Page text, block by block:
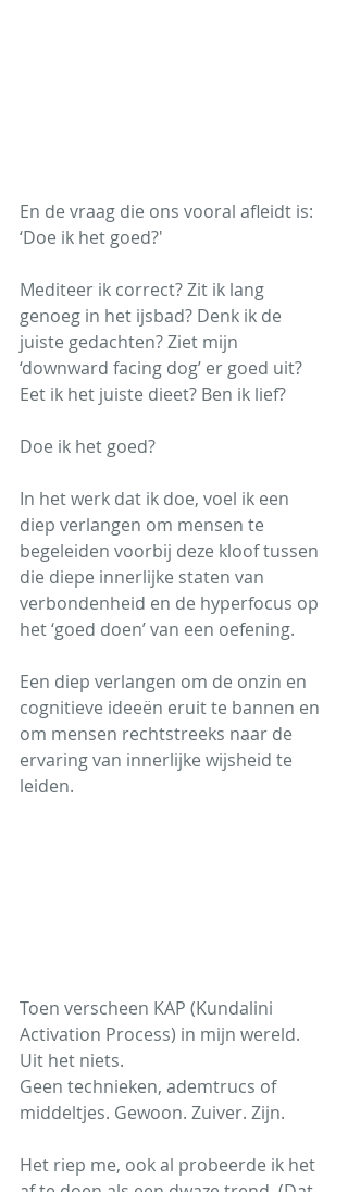
En de vraag die ons vooral afleidt is:
‘Doe ik het goed?'
Mediteer ik correct? Zit ik lang
genoeg in het ijsbad? Denk ik de
juiste gedachten? Ziet mijn
‘downward facing dog’ er goed uit?
Eet ik het juiste dieet? Ben ik lief?
Doe ik het goed?
In het werk dat ik doe, voel ik een
diep verlangen om mensen te
begeleiden voorbij deze kloof tussen
die diepe innerlijke staten van
verbondenheid en de hyperfocus op
het ‘goed doen’ van een oefening.
Een diep verlangen om de onzin en
cognitieve ideeën eruit te bannen en
om mensen rechtstreeks naar de
ervaring van innerlijke wijsheid te
leiden.
Toen verscheen KAP (Kundalini
Activation Process) in mijn wereld.
Uit het niets.
Geen technieken, ademtrucs of
middeltjes. Gewoon. Zuiver. Zijn.
Het riep me, ook al probeerde ik het